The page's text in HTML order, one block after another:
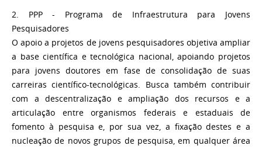
2. PPP - Programa de Infraestrutura para Jovens
Pesquisadores
O apoio a projetos de jovens pesquisadores objetiva ampliar
a base científica e tecnológica nacional, apoiando projetos
para jovens doutores em fase de consolidação de suas
carreiras científico-tecnológicas. Busca também contribuir
com a descentralização e ampliação dos recursos e a
articulação entre organismos federais e estaduais de
fomento à pesquisa e, por sua vez, a fixação destes e a
nucleação de novos grupos de pesquisa, em qualquer área